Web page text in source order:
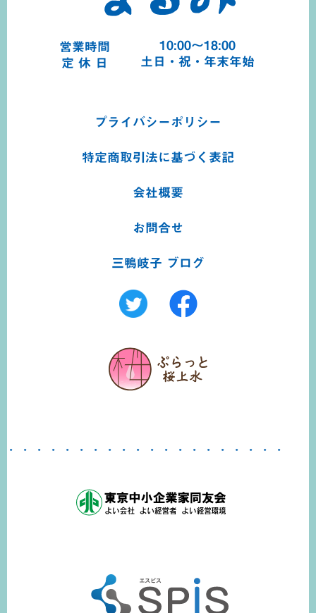
営業時間
10:00～18:00
定 休 日
土日・祝・年末年始
プライバシーポリシー
特定商取引法に基づく 表記
会社概要
お問合せ
三鴨岐子 ブログ